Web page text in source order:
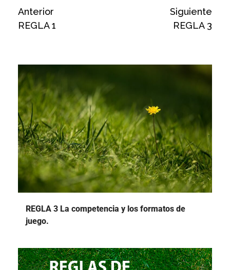
Anterior
REGLA 1
Siguiente
REGLA 3
REGLA 3 La competencia y los formatos de
juego.